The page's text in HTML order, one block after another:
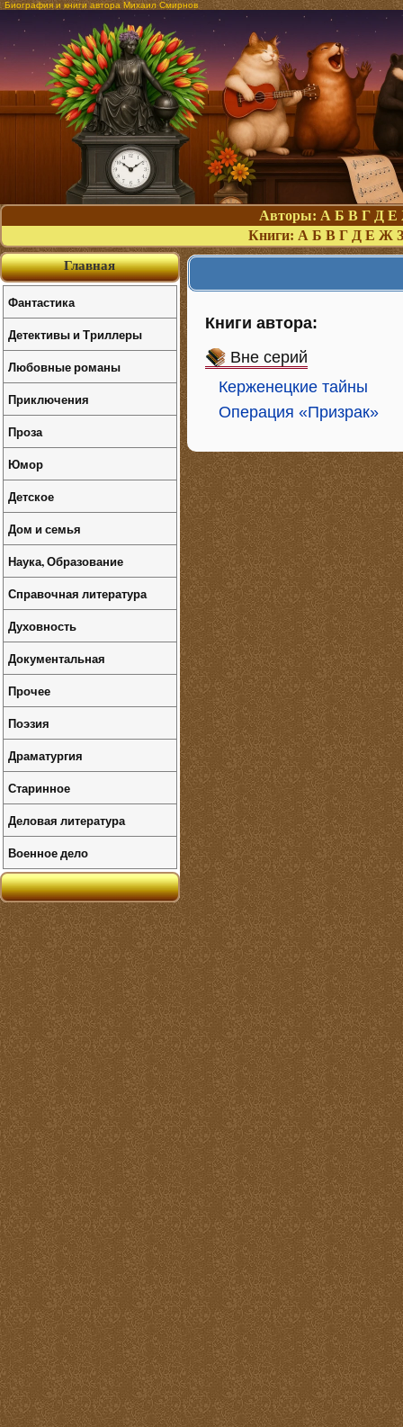
Биография и книги автора Михаил Смирнов
Авторы: А Б В Г Д Е
Книги: А Б В Г Д Е Ж З
Книги автора:
Вне серий
Керженецкие тайны
Операция «Призрак»
Главная
Фантастика
Детективы и Триллеры
Любовные романы
Приключения
Проза
Юмор
Детское
Дом и семья
Наука, Образование
Справочная литература
Духовность
Документальная
Прочее
Поэзия
Драматургия
Старинное
Деловая литература
Военное дело